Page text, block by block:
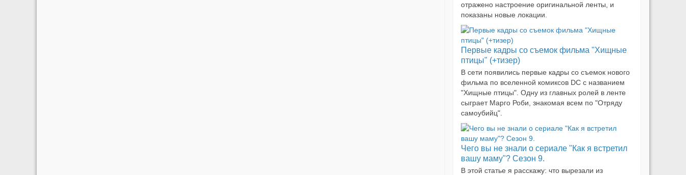
отражено настроение оригинальной ленты, и
показаны новые локации.
Первые кадры со съемок фильма "Хищные
птицы" (+тизер)
В сети появились первые кадры со съемок нового
фильма по вселенной комиксов DC с названием
"Хищные птицы". Одну из главных ролей в ленте
сыграет Марго Роби, знакомая всем по "Отряду
самоубийц".
Чего вы не знали о сериале "Как я встретил
вашу маму"? Сезон 9.
В этой статье я расскажу: что вырезали из